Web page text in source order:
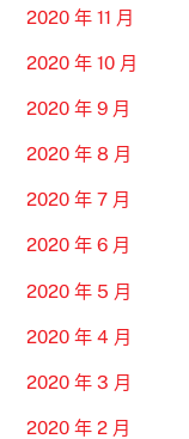
2020 年 11 月
2020 年 10 月
2020 年 9 月
2020 年 8 月
2020 年 7 月
2020 年 6 月
2020 年 5 月
2020 年 4 月
2020 年 3 月
2020 年 2 月